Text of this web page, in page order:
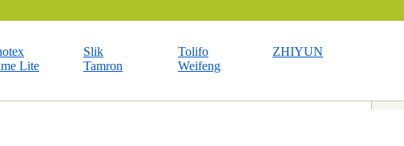
Lite
Slik
Tamron
Tolifo
Weifeng
ZHIYUN